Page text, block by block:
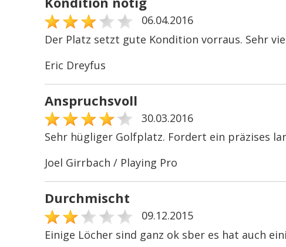
06.04.2016
Der Platz setzt gute Kondition vorraus. Sehr
Eric Dreyfus
Anspruchsvoll
30.03.2016
Sehr hügliger Golfplatz. Fordert ein präzises
Joel Girrbach / Playing Pro
Durchmischt
09.12.2015
Einige Löcher sind ganz ok sber es hat auch